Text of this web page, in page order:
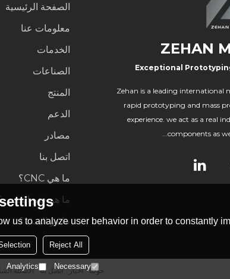
ZEHAN
Exceptional
Zehan is a leading
rapid prototyping and mass
experience. we act as a real
components as
الصفحة الرئيسية
معلومات عنا
الخدمات
الصناعات
المنتج
الدعم
مصادر
اتصل بنا
ما هي CNC؟
ما هو ختم
ما هو الصب؟
حولنا أخبار اتصل بنا الأسئلة
to analyze user behavior in order to constantly
Reject All
Necessary
Analytics